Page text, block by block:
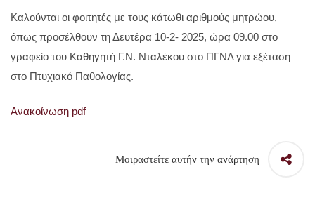
Καλούνται οι φοιτητές με τους κάτωθι αριθμούς μητρώου,
όπως προσέλθουν τη Δευτέρα 10-2- 2025, ώρα 09.00 στο
γραφείο του Καθηγητή Γ.Ν. Νταλέκου στο ΠΓΝΛ για εξέταση
στο Πτυχιακό Παθολογίας.
Ανακοίνωση pdf
Μοιραστείτε αυτήν την ανάρτηση